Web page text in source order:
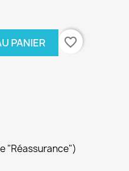
PANIER favorite_border
"Réassurance")